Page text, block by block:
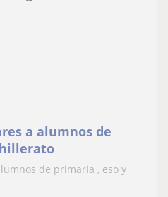
a alumnos de
de primaria , eso y